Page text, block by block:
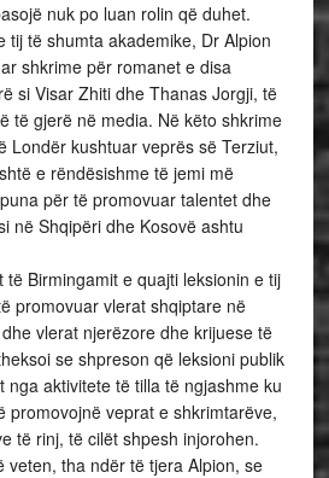
nuk po luan rolin që duhet.
tij të shumta akademike, Dr Alpion
shkrime për romanet e disa
si Visar Zhiti dhe Thanas Jorgji, të
të gjerë në media. Në këto shkrime
Londër kushtuar veprës së Terziut,
e rëndësishme të jemi më
për të promovuar talentet dhe
në Shqipëri dhe Kosovë ashtu
të Birmingamit e quajti leksionin e tij
promovuar vlerat shqiptare në
vlerat njerëzore dhe krijuese të
se shpreson që leksioni publik
nga aktivitete të tilla të ngjashme ku
promovojnë veprat e shkrimtarëve,
të rinj, të cilët shpesh injorohen.
veten, tha ndër të tjera Alpion, se